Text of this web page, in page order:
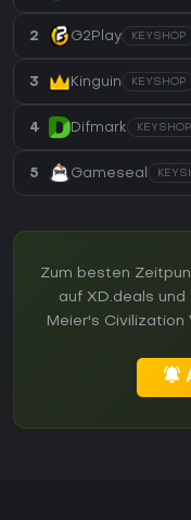
2 G2Play KEYSHOP
3 Kinguin KEYSHOP
4 Difmark KEYSHOP
5 Gameseal
Zum besten
auf XD.deals
Meier's